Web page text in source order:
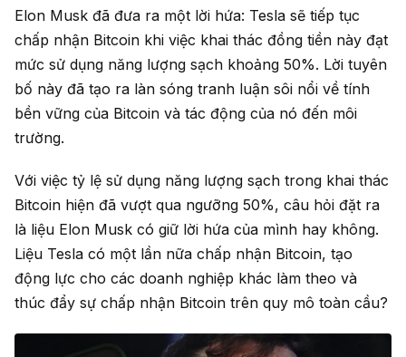
Elon Musk đã đưa ra một lời hứa: Tesla sẽ tiếp tục
chấp nhận Bitcoin khi việc khai thác đồng tiền này đạt
mức sử dụng năng lượng sạch khoảng 50%. Lời tuyên
bố này đã tạo ra làn sóng tranh luận sôi nổi về tính
bền vững của Bitcoin và tác động của nó đến môi
trường.
Với việc tỷ lệ sử dụng năng lượng sạch trong khai thác
Bitcoin hiện đã vượt qua ngưỡng 50%, câu hỏi đặt ra
là liệu Elon Musk có giữ lời hứa của mình hay không.
Liệu Tesla có một lần nữa chấp nhận Bitcoin, tạo
động lực cho các doanh nghiệp khác làm theo và
thúc đẩy sự chấp nhận Bitcoin trên quy mô toàn cầu?